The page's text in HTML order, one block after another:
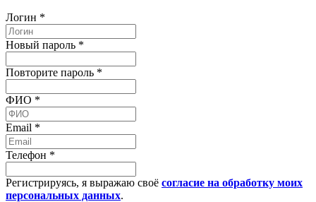
Логин *
Новый пароль *
Повторите пароль *
ФИО *
Email *
Телефон *
Регистрируясь, я выражаю своё согласие на обработку моих
персональных данных.